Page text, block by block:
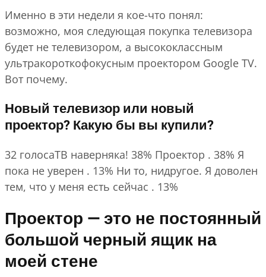
Именно в эти недели я кое-что понял:
возможно, моя следующая покупка телевизора
будет не телевизором, а высококлассным
ультракороткофокусным проектором Google TV.
Вот почему.
Новый телевизор или новый
проектор? Какую бы вы купили?
32 голосаТВ наверняка! 38% Проектор . 38% Я
пока не уверен . 13% Ни то, нидругое. Я доволен
тем, что у меня есть сейчас . 13%
Проектор — это не постоянный
большой черный ящик на
моей стене